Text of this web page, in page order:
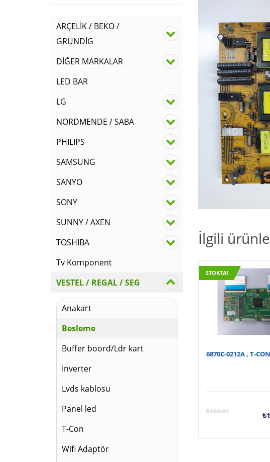
İlgili
STOKTA!
6870C-0212A , T-
₺150,00 ₺
ARÇELİK / BEKO /
GRUNDİG
DİĞER MARKALAR
LED BAR
LG
NORDMENDE / SABA
PHILIPS
SAMSUNG
SANYO
SONY
SUNNY / AXEN
TOSHIBA
Tv Komponent
VESTEL / REGAL / SEG
Anakart
Besleme
Buffer boord/Ldr kart
Inverter
Lvds kablosu
Panel led
T-Con
Wifi Adaptör